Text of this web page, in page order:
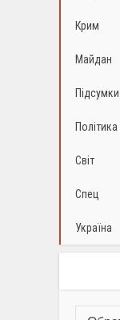
Крим
Майдан
Підсумки
Політика
Світ
Спец
Україна